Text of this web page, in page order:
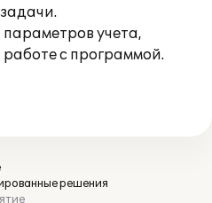
учета,
с программой.
решения